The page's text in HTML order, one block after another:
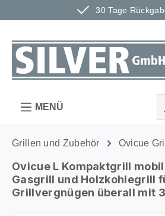
30 Tage
Zum Hauptinhalt springen
MENÜ
Grillen und Zubehör Ovicue Grill
Ovicue L Kompaktgrill
Gasgrill und Holzkohlegrill
Grillvergnügen überall mit